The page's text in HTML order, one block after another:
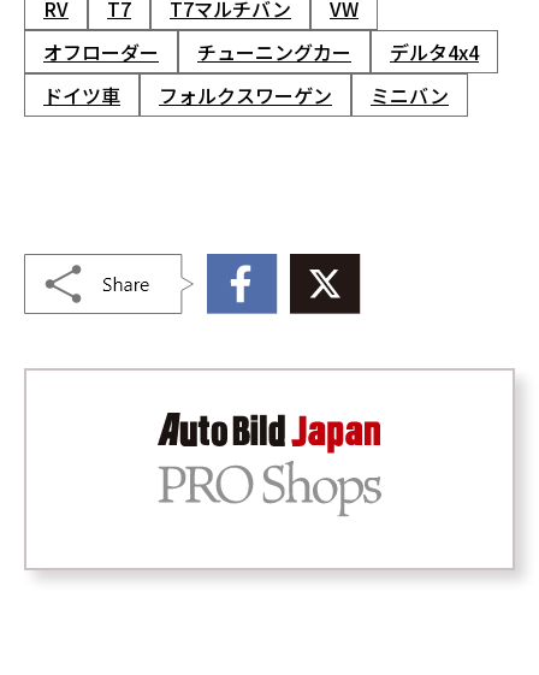
RV T7 T7マルチバン
VW
オフローダー
チューニングカー
デルタ4x4
ドイツ車
フォルクスワーゲン ミニバン